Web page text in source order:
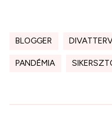
BLOGGER
PANDÉMIA